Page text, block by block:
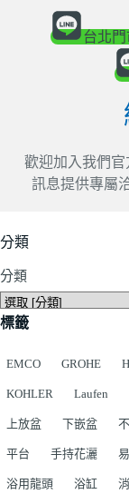
台北
歡迎加入我們
訊息提供專屬
分類
分類
標籤
EMCO GROHE
KOHLER Laufen
上放盆 下嵌盆
平台 手持花灑
浴用龍頭 浴缸